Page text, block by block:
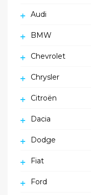
Audi
BMW
Chevrolet
Chrysler
Citroën
Dacia
Dodge
Fiat
Ford